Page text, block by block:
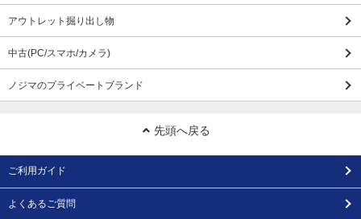
アウトレット掘り出し物
中古(PC/スマホ/カメラ)
ノジマのプライベートブランド
先頭へ戻る
ご利用ガイド
よくあるご質問